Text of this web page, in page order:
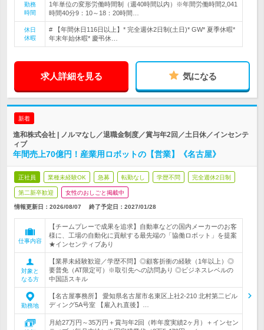
勤務
時間
1年単位の変形労働時間制（週40時間以内）※年間労働時間2,041
時間40分9：10～18：20時間…
休日
休暇
# 【年間休日116日以上】* 完全週休2日制(土日)* GW* 夏季休暇*
年末年始休暇* 慶弔休…
求人詳細を見る 気になる
新着
進和株式会社 | ノルマなし／退職金制度／賞与年2回／土日休／インセンテ
ィブ
年間売上70億円！産業用ロボットの【営業】《名古屋》
正社員 業種未経験OK 急募 転勤なし 学歴不問 完全週休2日制
第二新卒歓迎 女性のおしごと掲載中
情報更新日：2026/08/07 終了予定日： 2027/01/28
仕事内容
【チームプレーで成果を追求】自動車などの国内メーカーのお客
様に、工場の自動化に貢献する最先端の「協働ロボット」を提案
★インセンティブあり
対象と
なる方
【業界未経験歓迎／学歴不問】◎顧客折衝の経験（1年以上）◎
要普免（AT限定可）※取引先への訪問あり ◎ビジネスレベルの
中国語スキル
勤務地
【名古屋事務所】 愛知県名古屋市名東区上社2-210 北村第二ビル
ディング5A号室 【雇入れ直後】…
月給27万円～35万円＋賞与年2回（昨年度実績2ヶ月）＋インセン